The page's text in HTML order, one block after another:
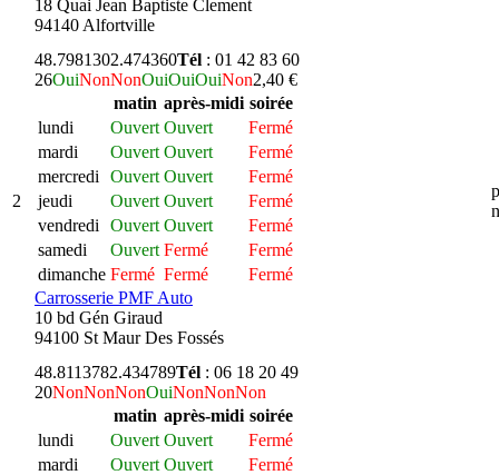
18 Quai Jean Baptiste Clement
94140 Alfortville
2
48.7981302.474360Tél : 01 42 83 60
26OuiNonNonOuiOuiOuiNon2,40 €
matin après-midi soirée
lundi
Ouvert Ouvert
Fermé
mardi
Ouvert Ouvert
Fermé
mercredi
Ouvert Ouvert
Fermé
jeudi
Ouvert Ouvert
Fermé
vendredi
Ouvert Ouvert
Fermé
samedi
Ouvert Fermé
Fermé
dimanche Fermé Fermé
Fermé
Carrosserie PMF Auto
10 bd Gén Giraud
94100 St Maur Des Fossés
48.8113782.434789Tél : 06 18 20 49
20NonNonNonOuiNonNonNon
matin après-midi soirée
lundi
Ouvert Ouvert
Fermé
mardi
Ouvert Ouvert
Fermé